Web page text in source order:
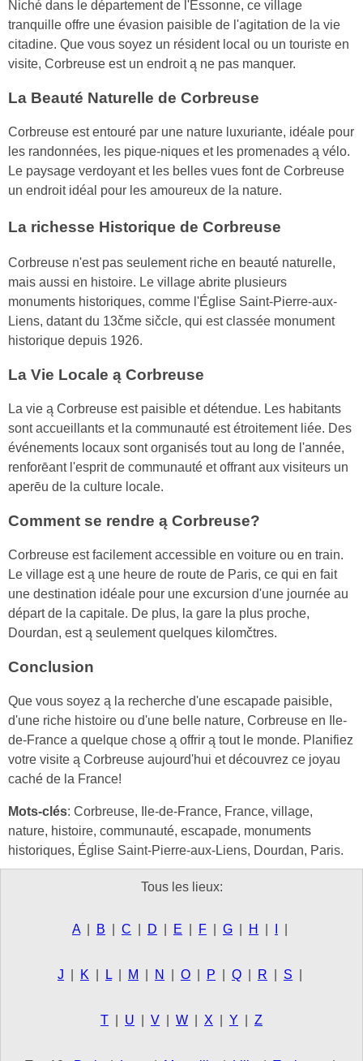
Niché dans le département de l'Essonne, ce village
tranquille offre une évasion paisible de l'agitation de la vie
citadine. Que vous soyez un résident local ou un touriste en
visite, Corbreuse est un endroit ą ne pas manquer.
La Beauté Naturelle de Corbreuse
Corbreuse est entouré par une nature luxuriante, idéale pour
les randonnées, les pique-niques et les promenades ą vélo.
Le paysage verdoyant et les belles vues font de Corbreuse
un endroit idéal pour les amoureux de la nature.
La richesse Historique de Corbreuse
Corbreuse n'est pas seulement riche en beauté naturelle,
mais aussi en histoire. Le village abrite plusieurs
monuments historiques, comme l'Église Saint-Pierre-aux-
Liens, datant du 13čme sičcle, qui est classée monument
historique depuis 1926.
La Vie Locale ą Corbreuse
La vie ą Corbreuse est paisible et détendue. Les habitants
sont accueillants et la communauté est étroitement liée. Des
événements locaux sont organisés tout au long de l'année,
renforēant l'esprit de communauté et offrant aux visiteurs un
aperēu de la culture locale.
Comment se rendre ą Corbreuse?
Corbreuse est facilement accessible en voiture ou en train.
Le village est ą une heure de route de Paris, ce qui en fait
une destination idéale pour une excursion d'une journée au
départ de la capitale. De plus, la gare la plus proche,
Dourdan, est ą seulement quelques kilomčtres.
Conclusion
Que vous soyez ą la recherche d'une escapade paisible,
d'une riche histoire ou d'une belle nature, Corbreuse en Ile-
de-France a quelque chose ą offrir ą tout le monde. Planifiez
votre visite ą Corbreuse aujourd'hui et découvrez ce joyau
caché de la France!
Mots-clés: Corbreuse, Ile-de-France, France, village,
nature, histoire, communauté, escapade, monuments
historiques, Église Saint-Pierre-aux-Liens, Dourdan, Paris.
Tous les lieux:
A B C D E F G H
J K L M N O P Q R S
T U V W X Y Z